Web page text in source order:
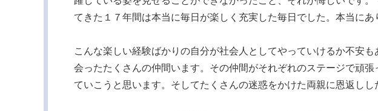
てきた１７年間は本当に毎日が楽しく充実した毎日でした。本当にあ
こんな楽しい経験ばかりの自分が社会人としてやっていけるか不安
会ったたくさんの仲間います。その仲間がそれぞれのステージで頑
ていこうと思います。そしてたくさんの迷惑をかけた両親に恩返しし